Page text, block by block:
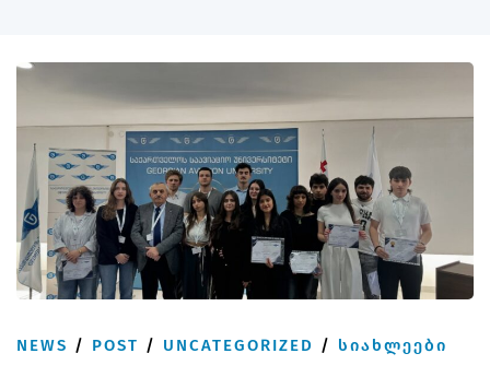
NEWS / POST / UNCATEGORIZED / ᲡᲘᲐᲮᲚᲔᲔᲑᲘ